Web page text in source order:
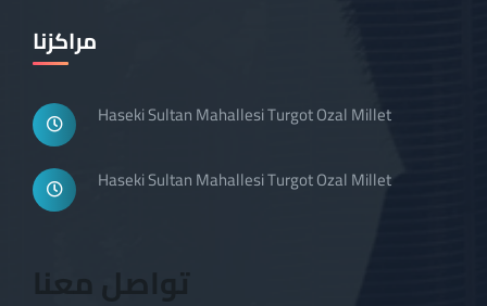
مراكزنا
Haseki Sultan Mahallesi Turgot Ozal Millet
Haseki Sultan Mahallesi Turgot Ozal Millet
تواصل معنا